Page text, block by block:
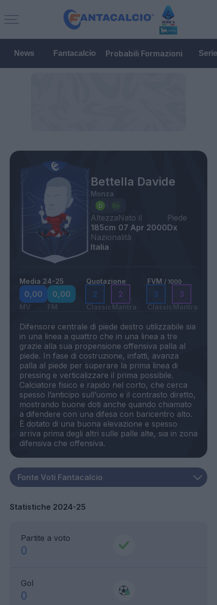
News Fantacalcio Probabili Formazioni
Bettella Davide
Monza
Altezza
185cm
Nato il
07 Apr 2000
Piede
Dx
Nazionalità
Italia
Media 24-25
0,00
MV
0,00
FM
Quotazione
2
Classic
2
Mantra
FVM / 1000
3
Classic
3
Mantra
Difensore centrale di piede destro utilizzabile sia
in una linea a quattro che in una linea a tre
grazie alla sua propensione offensiva palla al
piede. In fase di costruzione, infatti, avanza
palla al piede per superare la prima linea di
pressing e verticalizzare il prima possibile.
Calciatore fisico e rapido nel corto, che cerca
spesso l’anticipo sull’uomo e il contrasto diretto,
mostrando buone doti anche quando chiamato
a difendere con una difesa con baricentro alto.
È dotato di una buona elevazione e spesso
arriva prima degli altri sulle palle alte, sia in zona
Statistiche 2024-25
Partite a voto
0
Gol
0